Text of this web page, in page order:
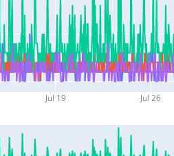
Jul 19 Jul 26